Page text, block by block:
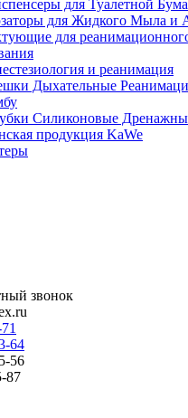
для Туалетной
для Жидкого Мыла и
для
и реанимация
Дыхательные
Силиконовые
продукция KaWe
звонок
64
56
87